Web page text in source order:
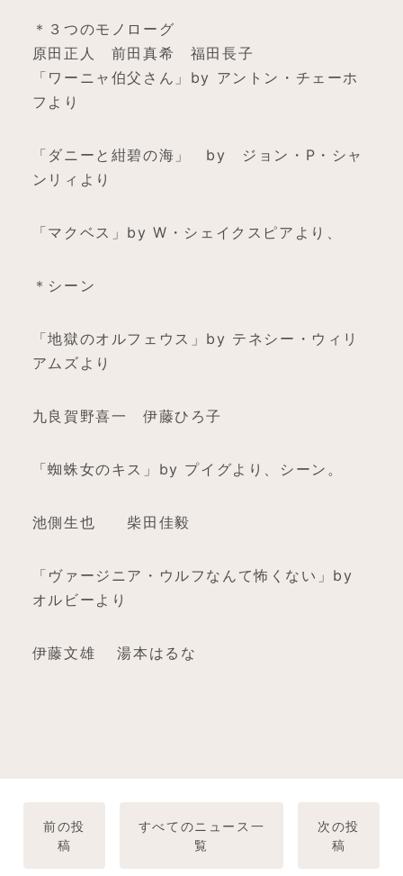
＊３つのモノローグ
原田正人 前田真希 福田長子
「ワーニャ伯父さん」by アントン・チェーホ
フより
「ダニーと紺碧の海」 by ジョン・P・シャ
ンリィより
「マクベス」by W・シェイクスピアより、
＊シーン
「地獄のオルフェウス」by テネシー・ウィリ
アムズより
九良賀野喜一 伊藤ひろ子
「蜘蛛女のキス」by プイグより、シーン。
池側生也 柴田佳毅
「ヴァージニア・ウルフなんて怖くない」by
オルビーより
伊藤文雄 湯本はるな
前の投
稿
すべてのニュース一
覧
次の投
稿